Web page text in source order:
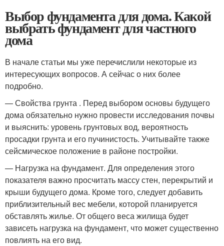
Выбор фундамента для дома. Какой
выбрать фундамент для частного
дома
В начале статьи мы уже перечислили некоторые из
интересующих вопросов. А сейчас о них более
подробно.
— Свойства грунта . Перед выбором основы будущего
дома обязательно нужно провести исследования почвы
и выяснить: уровень грунтовых вод, вероятность
просадки грунта и его пучинистость. Учитывайте также
сейсмическое положение в районе постройки.
— Нагрузка на фундамент. Для определения этого
показателя важно просчитать массу стен, перекрытий и
крыши будущего дома. Кроме того, следует добавить
приблизительный вес мебели, которой планируется
обставлять жилье. От общего веса жилища будет
зависеть нагрузка на фундамент, что может существенно
повлиять на его вид.